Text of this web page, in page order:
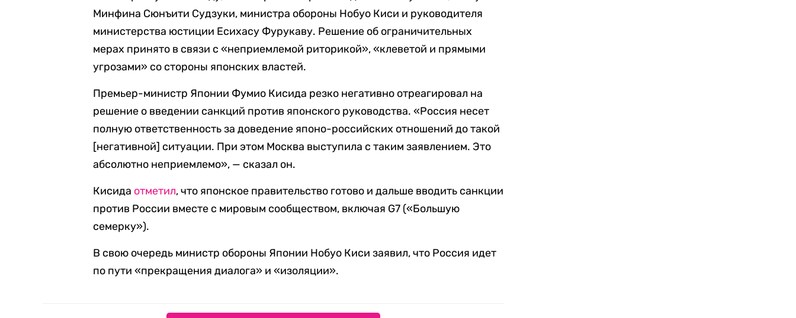
Минфина Сюнъити Судзуки, министра обороны Нобуо Киси и руководителя
министерства юстиции Есихасу Фурукаву. Решение об ограничительных
мерах принято в связи с «неприемлемой риторикой», «клеветой и прямыми
угрозами» со стороны японских властей.
Премьер-министр Японии Фумио Кисида резко негативно отреагировал на
решение о введении санкций против японского руководства. «Россия несет
полную ответственность за доведение японо-российских отношений до такой
[негативной] ситуации. При этом Москва выступила с таким заявлением. Это
абсолютно неприемлемо», — сказал он.
Кисида отметил, что японское правительство готово и дальше вводить санкции
против России вместе с мировым сообществом, включая G7 («Большую
семерку»).
В свою очередь министр обороны Японии Нобуо Киси заявил, что Россия идет
по пути «прекращения диалога» и «изоляции».